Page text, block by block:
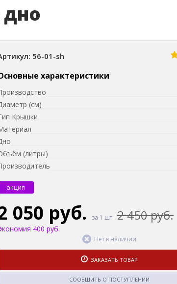
дно
56-01-sh
характеристики
(см)
Крышки
(литры)
акция
050 руб. за 1 шт 2 450 руб.
400 руб.
Нет в наличии
ЗАКАЗАТЬ ТОВАР
СООБЩИТЬ О ПОСТУПЛЕНИИ